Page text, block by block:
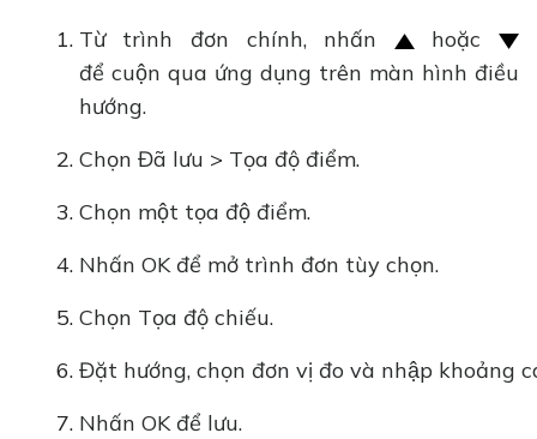
Từ trình đơn chính, nhấn
hoặc
để cuộn qua ứng dụng trên màn hình điều
hướng.
Chọn Đã lưu > Tọa độ điểm.
Chọn một tọa độ điểm.
Nhấn OK để mở trình đơn tùy chọn.
Chọn Tọa độ chiếu.
Đặt hướng, chọn đơn vị đo và nhập khoảng
Nhấn OK để lưu.